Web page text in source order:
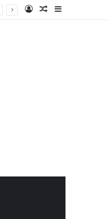
Log InArtigo Aleatório
Sidebar